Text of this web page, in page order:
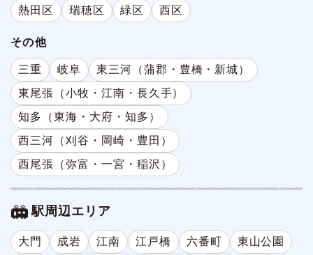
熱田区
瑞穂区 緑区 西区
その他
三重 岐阜
東三河（蒲郡・豊橋・新城）
東尾張（小牧・江南・長久手）
知多（東海・大府・知多）
西三河（刈谷・岡崎・豊田）
西尾張（弥富・一宮・稲沢）
駅周辺エリア
大門 成岩 江南 江戸橋 六番町
東山公園